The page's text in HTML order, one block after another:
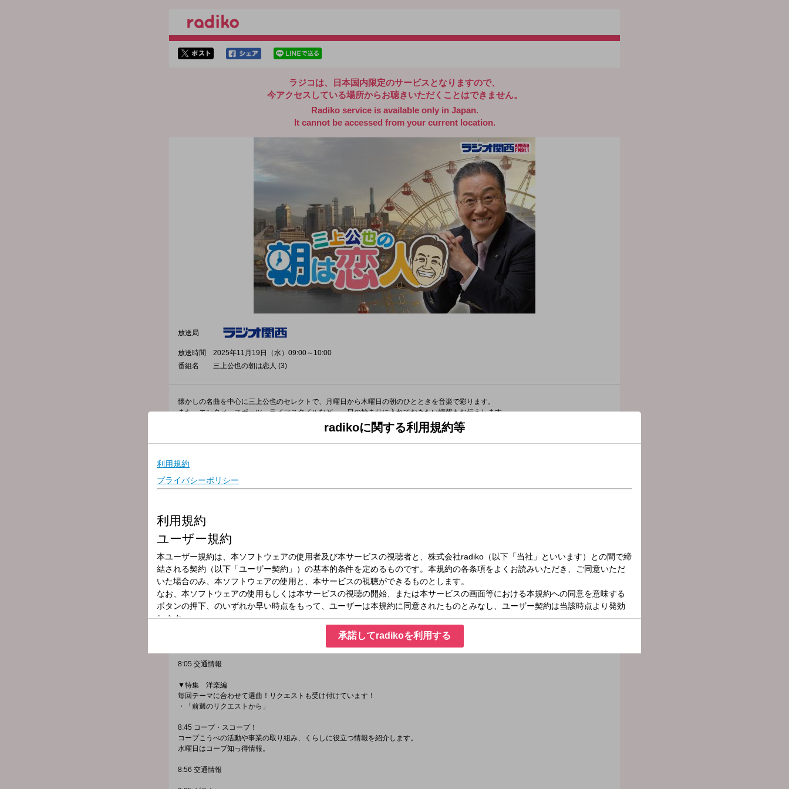
ラジコは、日本国内限定のサービスとなりますので、
今アクセスしている場所からお聴きいただくことはできません。
Radiko service is available only in Japan.
It cannot be accessed from your current location.
放送局
放送時間
2025年11月19日（水）09:00～10:00
番組名
三上公也の朝は恋人 (3)
懐かしの名曲を中心に三上公也のセレクトで、月曜日から木曜日の朝のひとときを音楽で彩ります。
また、エンタメ、スポーツ、ライフスタイルなど、一日の始まりに入れておきたい情報もお伝えします。
7:20 ニュース
7:28 スポーツニュース
今朝もスポーツニュースを三上が熱く！
7:41 快適生活ラジオショッピング
8:05 交通情報
▼特集 洋楽編
毎回テーマに合わせて選曲！リクエストも受け付けています！
・「前週のリクエストから」
8:45 コープ・スコープ！
コープこうべの活動や事業の取り組み、くらしに役立つ情報を紹介します。
水曜日はコープ知っ得情報。
8:56 交通情報
radikoに関する利用規約等
承諾してradikoを利用する